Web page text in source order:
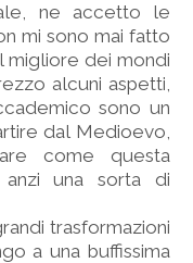
ne accetto le
mi sono mai fatto
migliore dei mondi
alcuni aspetti,
sono un
dal Medioevo,
come questa
anzi una sorta di
trasformazioni
a una buffissima